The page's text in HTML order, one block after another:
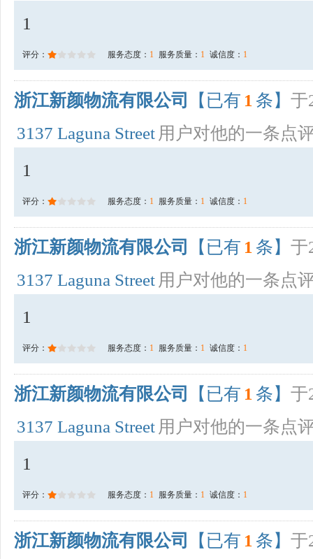
1
评分： 服务态度： 1 服务质量： 1 诚信度： 1
浙江新颜物流有限公司 【已有 1 条】 于
3137 Laguna Street 用户对他的一条点
1
评分： 服务态度： 1 服务质量： 1 诚信度： 1
浙江新颜物流有限公司 【已有 1 条】 于
3137 Laguna Street 用户对他的一条点
1
评分： 服务态度： 1 服务质量： 1 诚信度： 1
浙江新颜物流有限公司 【已有 1 条】 于
3137 Laguna Street 用户对他的一条点
1
评分： 服务态度： 1 服务质量： 1 诚信度： 1
浙江新颜物流有限公司 【已有 1 条】 于